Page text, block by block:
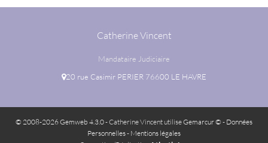
Catherine Vincent
Mandataire Judiciaire
20 rue Casimir PERIER 76600 LE HAVRE
© 2008-2026 Gemweb 4.3.0- Catherine Vincent utiliseGemarcur © - Données
Personnelles- Mentions légales